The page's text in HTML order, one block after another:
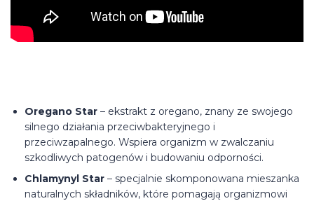
Oregano Star – ekstrakt z oregano, znany ze swojego
silnego działania przeciwbakteryjnego i
przeciwzapalnego. Wspiera organizm w zwalczaniu
szkodliwych patogenów i budowaniu odporności.
Chlamynyl Star – specjalnie skomponowana mieszanka
naturalnych składników, które pomagają organizmowi